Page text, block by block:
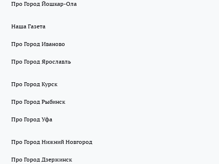
Про Город Йошкар-Ола
Наша Газета
Про Город Иваново
Про Город Ярославль
Про Город Курск
Про Город Рыбинск
Про Город Уфа
Про Город Нижний Новгород
Про Город Дзержинск